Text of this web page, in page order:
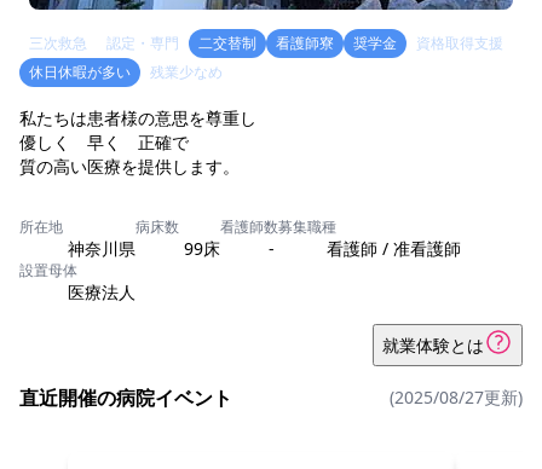
三次救急 認定・専門 二交替制 看護師寮 奨学金
資格取得支援
休日休暇が多い
残業少なめ
私たちは患者様の意思を尊重し
優しく 早く 正確で
質の高い医療を提供します。
所在地
神奈川県
病床数
99床
看護師数
-
募集職種
看護師 / 准看護師
設置母体
医療法人
就業体験とは
直近開催の病院イベント (2025/08/27更新)